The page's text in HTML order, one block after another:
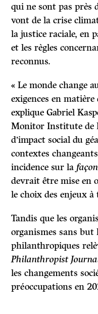
qui ne sont pas près
vont de la crise
la justice raciale, en
et les règles
reconnus.
« Le monde change
exigences en
explique Gabriel
Monitor Institute de
d’impact social du
contextes
incidence sur la façon
devrait être mise en
le choix des enjeux
Tandis que les
organismes sans
philanthropiques
Philanthropist
les changements
préoccupations en